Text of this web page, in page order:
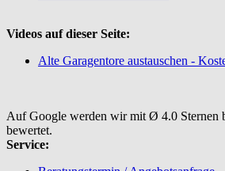
Videos auf dieser Seite:
Alte Garagentore austauschen -
Auf Google werden wir mit Ø 4.0 Sternen
bewertet.
Service: